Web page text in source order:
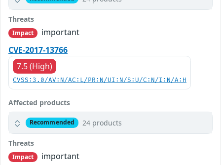
Threats
Impact
important
CVE-2017-13766
7.5 (High)
CVSS:3.0/AV:N/AC:L/PR:N/UI:N/S:U/C:N/I:N/A:H
Affected products
Recommended 24 products
Threats
Impact
important